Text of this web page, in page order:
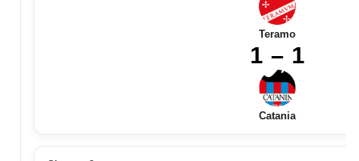
Teramo
1 – 1
Catania